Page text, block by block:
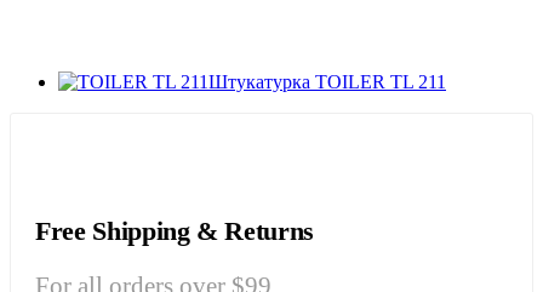
Штукатурка TOILER TL 211
Free Shipping & Returns
For all orders over $99